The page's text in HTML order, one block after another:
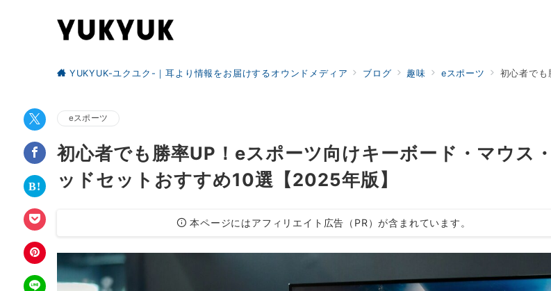
YUKYUK-ユクユク-｜耳より情報をお届けするオウンドメディア ブログ 趣味 eスポーツ 初心者でも
eスポーツ
初心者でも勝率UP！eスポーツ向けキーボード・マウス
ッドセットおすすめ10選【2025年版】
本ページにはアフィリエイト広告（PR）が含まれています。